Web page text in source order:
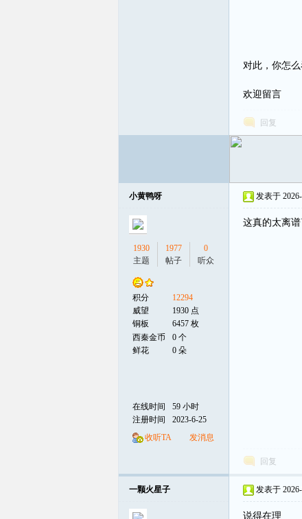
对此，你怎么
欢迎留言
回复
小黄鸭呀
1930
主题
1977
帖子
0
听众
积分
12294
威望
1930 点
铜板
6457 枚
西秦金币
0 个
鲜花
0 朵
在线时间
59 小时
注册时间
2023-6-25
收听TA
发消息
发表于
这真的太离
回复
一颗火星子 发表于
说得在理